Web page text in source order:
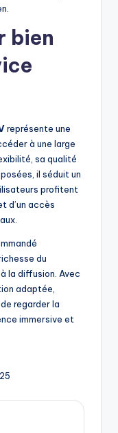
bien
représente une
à une large
sa qualité
il séduit un
profitent
d’un accès
du
la diffusion. Avec
adaptée,
regarder la
immersive et